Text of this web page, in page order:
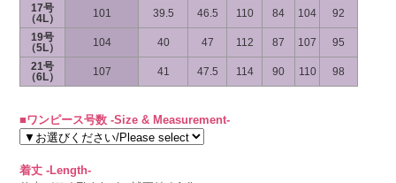
17号
（4L）
101 39.5 46.5 110 84 104
92
19号
（5L）
104 40 47 112 87 107
95
21号
（6L）
107 41 47.5 114 90 110 98
■ワンピース号数 -Size & Measurement-
着丈 -Length-